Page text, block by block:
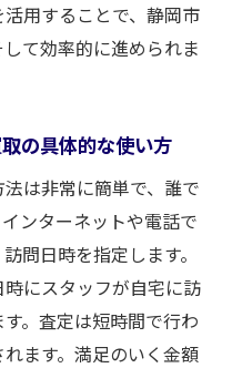
用することで、静岡市
て効率的に進められま
の具体的な使い方
は非常に簡単で、誰で
ンターネットや電話で
問日時を指定します。
にスタッフが自宅に訪
。査定は短時間で行わ
ます。満足のいく金額